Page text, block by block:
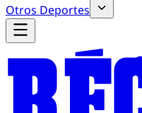
Otros Deportes